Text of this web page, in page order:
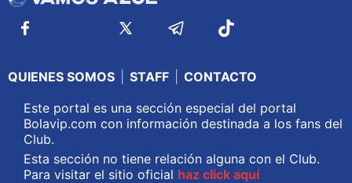
QUIENES SOMOS STAFF
CONTACTO
Este portal es una sección especial del portal
Bolavip.com con información destinada a los fans del
Club.
Esta sección no tiene relación alguna con el Club.
Para visitar el sitio oficial haz click aquí